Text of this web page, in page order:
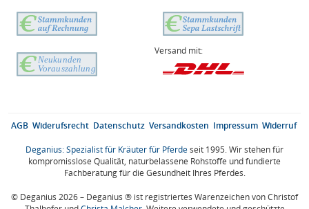
Versand mit:
AGB Widerufsrecht Datenschutz Versandkosten Impressum Widerruf
Deganius: Spezialist für Kräuter für Pferdeseit 1995. Wir stehen für
kompromisslose Qualität, naturbelassene Rohstoffe und fundierte
Fachberatung für die Gesundheit Ihres Pferdes.
© Deganius 2026 – Deganius ® ist registriertes Warenzeichen von Christof